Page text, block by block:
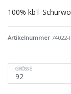
100% kbT
Artikelnummer 74022-
GRÖSSE